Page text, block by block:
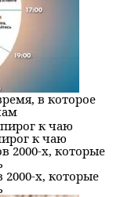
в которое
к чаю
2000-х, которые